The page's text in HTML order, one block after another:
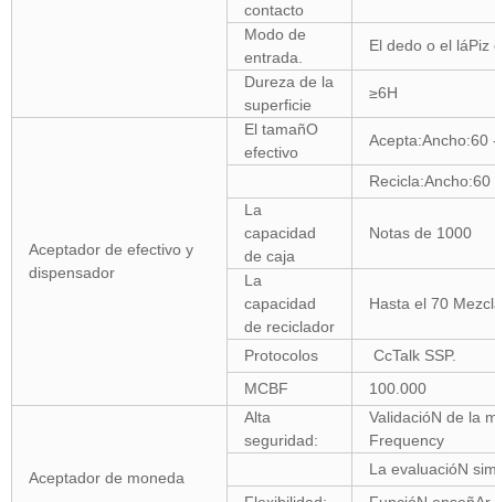
contacto
Modo de
entrada.
El dedo o el
Dureza de la
superficie
≥6H
Aceptador de efectivo y
dispensador
El tamañO
efectivo
Acepta:Ancho:60
La
capacidad
de caja
Notas de 1000
La
capacidad
de reciclador
Hasta el 70
Protocolos
CcTalk SSP.
MCBF
100.000
Aceptador de moneda
Alta
seguridad:
ValidacióN de la
Frequency
La evaluacióN